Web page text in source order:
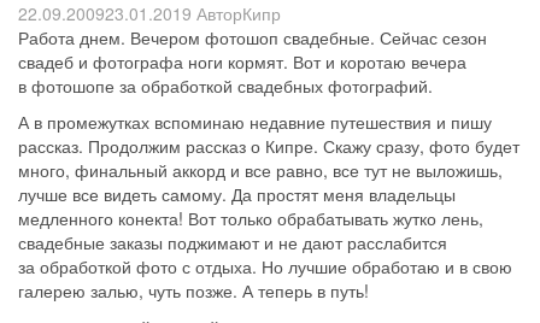
22.09.200923.01.2019 АвторКипр
Работа днем. Вечером фотошоп свадебные. Сейчас сезон
свадеб и фотографа ноги кормят. Вот и коротаю вечера
в фотошопе за обработкой свадебных фотографий.
А в промежутках вспоминаю недавние путешествия и пишу
рассказ. Продолжим рассказ о Кипре. Скажу сразу, фото будет
много, финальный аккорд и все равно, все тут не выложишь,
лучше все видеть самому. Да простят меня владельцы
медленного конекта! Вот только обрабатывать жутко лень,
свадебные заказы поджимают и не дают расслабится
за обработкой фото с отдыха. Но лучшие обработаю и в свою
галерею залью, чуть позже. А теперь в путь!